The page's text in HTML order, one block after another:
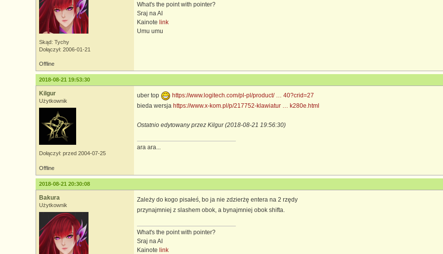
Skąd: Tychy
Dołączył: 2006-01-21
What's the point with pointer?
Sraj na AI
Kainote link
Umu umu
Offline
2018-08-21 19:53:30
Kilgur
Użytkownik
Dołączył: przed 2004-07-25
uber top
https://www.logitech.com/pl-pl/product/ … 40?crid=27
bieda wersja https://www.x-kom.pl/p/217752-klawiatur … k280e.html
Ostatnio edytowany przez Kilgur (2018-08-21 19:56:30)
ara ara...
Offline
2018-08-21 20:30:08
Bakura
Użytkownik
Zależy do kogo pisałeś, bo ja nie zdzierżę entera na 2 rzędy
przynajmniej z slashem obok, a bynajmniej obok shifta.
What's the point with pointer?
Sraj na AI
Kainote link